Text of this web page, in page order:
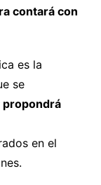
contará con
es la
se
propondrá
en el